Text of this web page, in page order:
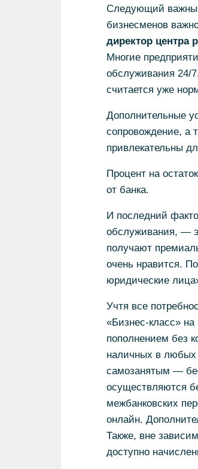
Следующий
бизнесменов
директор центра
Многие
обслуживания 24/
считается уже
Дополнительные
сопровождение, а
привлекательны
Процент на
от банка.
И последний
обслуживания, —
получают
очень нравится.
юридические
Учтя все
«Бизнес-класс»
пополнением без
наличных в любых
самозанятым —
осуществляются
межбанковских
онлайн.
Также, вне
доступно